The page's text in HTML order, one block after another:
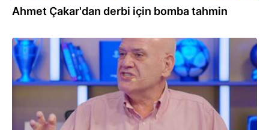
Ahmet Çakar'dan derbi için bomba tahmin
23.04.2026